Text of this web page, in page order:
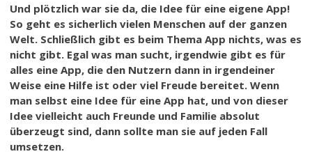
Und plötzlich war sie da, die Idee für eine eigene App!
So geht es sicherlich vielen Menschen auf der ganzen
Welt. Schließlich gibt es beim Thema App nichts, was es
nicht gibt. Egal was man sucht, irgendwie gibt es für
alles eine App, die den Nutzern dann in irgendeiner
Weise eine Hilfe ist oder viel Freude bereitet. Wenn
man selbst eine Idee für eine App hat, und von dieser
Idee vielleicht auch Freunde und Familie absolut
überzeugt sind, dann sollte man sie auf jeden Fall
umsetzen.